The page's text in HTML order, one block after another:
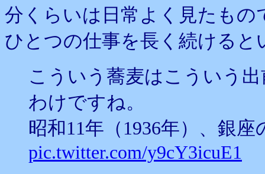
分くらいは日常よく見たもの
ひとつの仕事を長く続ける
こういう蕎麦はこういう
わけですね。
昭和11年（1936年）、銀
pic.twitter.com/y9cY3icuE1